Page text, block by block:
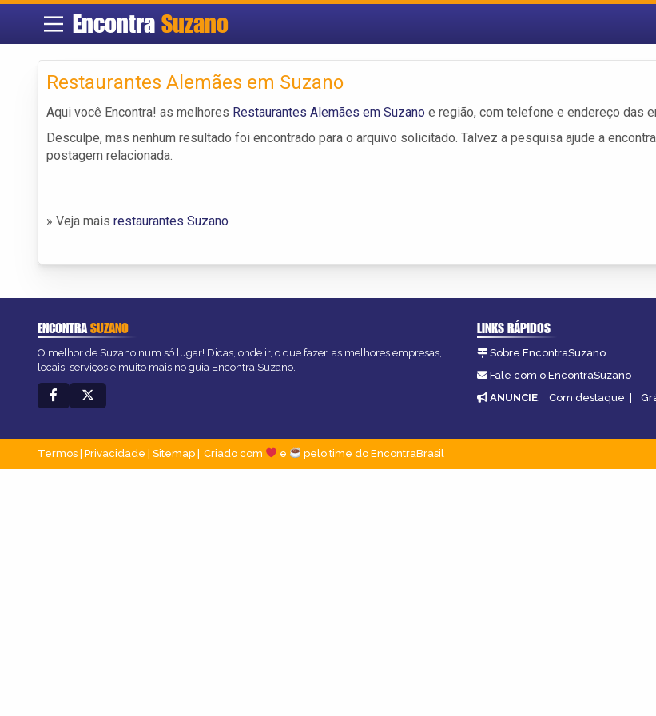
Encontra Suzano
Restaurantes Alemães em Suzano
Aqui você Encontra! as melhores Restaurantes Alemães em Suzano e região, com telefone e endereço das
Desculpe, mas nenhum resultado foi encontrado para o arquivo solicitado. Talvez a pesquisa ajude a
postagem relacionada.
» Veja mais restaurantes Suzano
ENCONTRASUZANO
O melhor de Suzano num só lugar! Dicas, onde ir, o que fazer, as melhores empresas,
locais, serviços e muito mais no guia Encontra Suzano.
LINKS RÁPIDOS
Sobre EncontraSuzano
Fale com o EncontraSuzano
ANUNCIE: Com destaque |
Termos Privacidade Sitemap Criado com e pelo time do EncontraBrasil